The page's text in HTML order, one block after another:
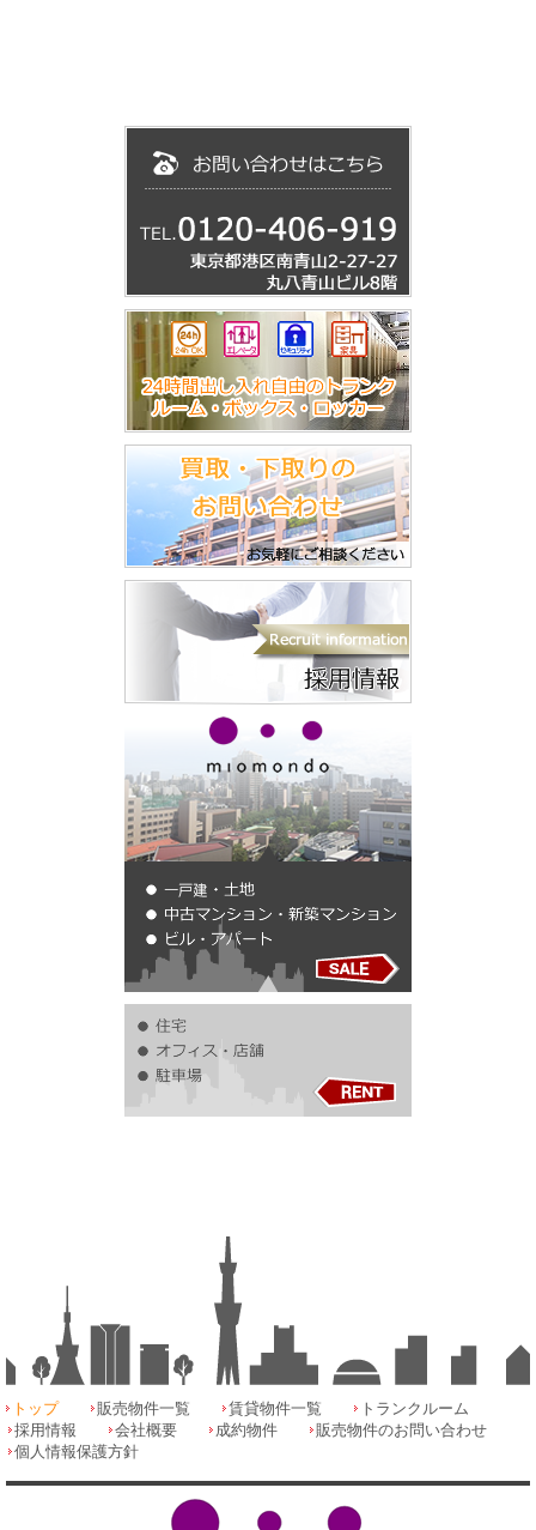
トップ 販売物件一覧 賃貸物件一覧
トランクルーム
採用情報
会社概要 成約物件
販売物件のお問い合わせ
個人情報保護方針